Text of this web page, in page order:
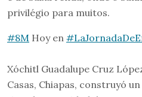
privilégio para muitos.
#8M Hoy en
Xóchitl Guadalupe Cruz
Casas, Chiapas, construyó